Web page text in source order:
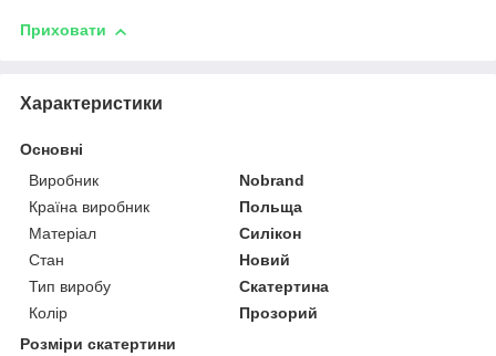
Приховати
Характеристики
Основні
Виробник
Nobrand
Країна виробник
Польща
Матеріал
Силікон
Стан
Новий
Тип виробу
Скатертина
Колір
Прозорий
Розміри скатертини